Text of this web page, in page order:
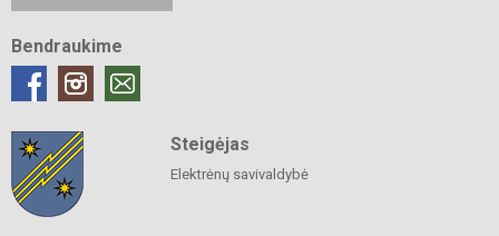
Bendraukime
Steigėjas
Elektrėnų savivaldybė